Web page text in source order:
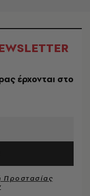
έρχονται στο
Προστασίας